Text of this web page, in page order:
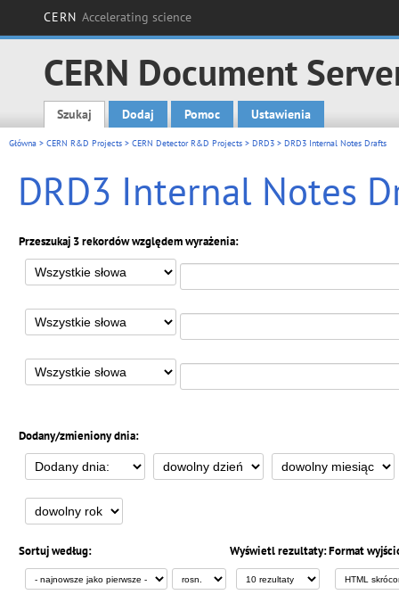
CERN Accelerating science
CERN Document
Main menu
Szukaj Dodaj Pomoc Ustawienia
Główna > CERN R&D Projects > CERN Detector R&D Projects > DRD3 > DRD3 Internal Notes Drafts
DRD3 Internal Notes
Przeszukaj 3 rekordów względem wyrażenia:
Dodany/zmieniony dnia:
Sortuj według: Wyświetl rezultaty:Format